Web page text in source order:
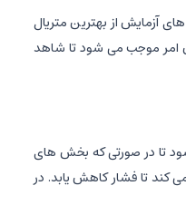
آزمایش از بهترین متریال
۳ میلیمتر بوده که با روی پوشیده شده است. این امر موجب می شود تا شاهد
تا در صورتی که بخش های
کند تا فشار کاهش یابد. در